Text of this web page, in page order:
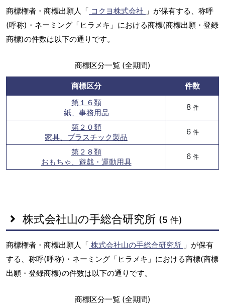
商標権者・商標出願人「 コクヨ株式会社 」が保有する、称呼
(呼称)・ネーミング「ヒラメキ」における商標(商標出願・登録
商標)の件数は以下の通りです。
商標区分一覧 (全期間)
商標区分
件数
第１６類
紙、事務用品
8 件
第２０類
家具、プラスチック製品
6 件
第２８類
おもちゃ、遊戯・運動用具
6 件
株式会社山の手総合研究所 (5 件)
商標権者・商標出願人「 株式会社山の手総合研究所 」が保有
する、称呼(呼称)・ネーミング「ヒラメキ」における商標(商標
出願・登録商標)の件数は以下の通りです。
商標区分一覧 (全期間)